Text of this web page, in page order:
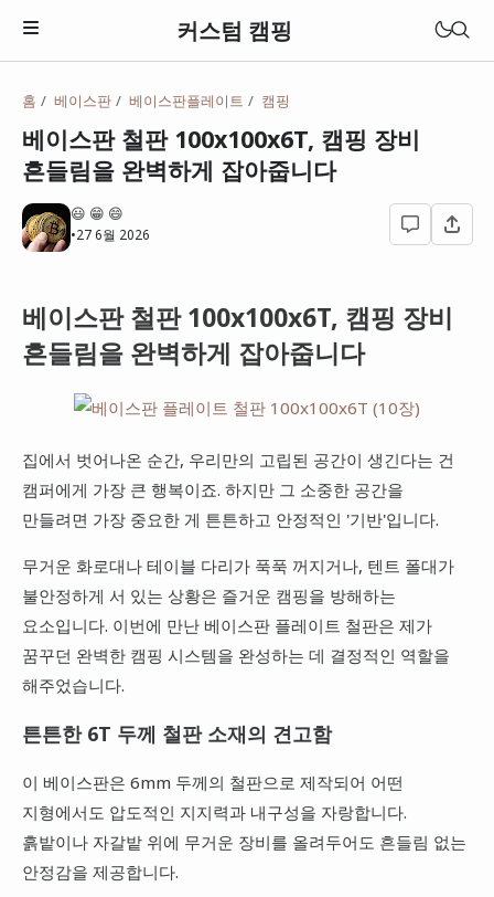
커스텀 캠핑
텐트
원터치 텐트
타프
홈 베이스판 베이스판플레이트 캠핑
베이스판 철판 100x100x6T, 캠핑 장비
흔들림을 완벽하게 잡아줍니다
😃 😁 😄
•27 6월 2026
베이스판 철판 100x100x6T, 캠핑 장비
흔들림을 완벽하게 잡아줍니다
집에서 벗어나온 순간, 우리만의 고립된 공간이 생긴다는 건
캠퍼에게 가장 큰 행복이죠. 하지만 그 소중한 공간을
만들려면 가장 중요한 게 튼튼하고 안정적인 '기반'입니다.
무거운 화로대나 테이블 다리가 푹푹 꺼지거나, 텐트 폴대가
불안정하게 서 있는 상황은 즐거운 캠핑을 방해하는
요소입니다. 이번에 만난 베이스판 플레이트 철판은 제가
꿈꾸던 완벽한 캠핑 시스템을 완성하는 데 결정적인 역할을
해주었습니다.
튼튼한 6T 두께 철판 소재의 견고함
이 베이스판은 6mm 두께의 철판으로 제작되어 어떤
지형에서도 압도적인 지지력과 내구성을 자랑합니다.
흙밭이나 자갈밭 위에 무거운 장비를 올려두어도 흔들림 없는
안정감을 제공합니다.